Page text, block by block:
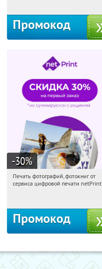
Промокод
-30%
21:27:04 Получили:
Печать фотографий, фотокниг от
сервиса цифровой печати netPrint
Промокод